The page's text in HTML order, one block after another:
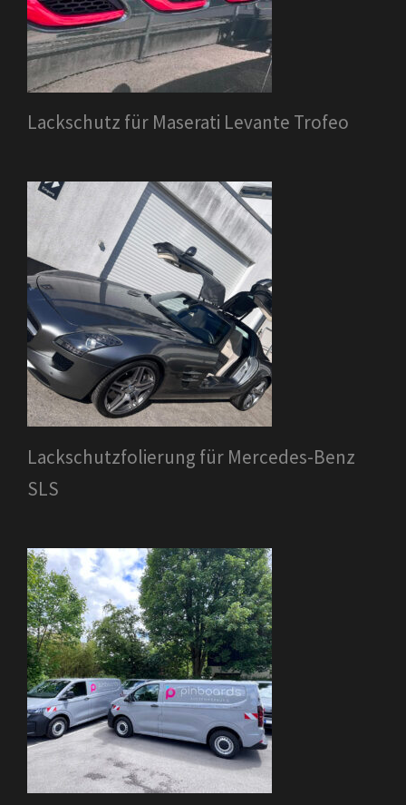
Lackschutz für Maserati Levante Trofeo
Lackschutzfolierung für Mercedes-Benz
SLS